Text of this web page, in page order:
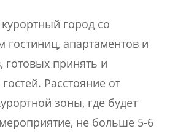
город со
гостиниц, апартаментов и
готовых принять и
Расстояние от
зоны, где будет
не больше 5-6